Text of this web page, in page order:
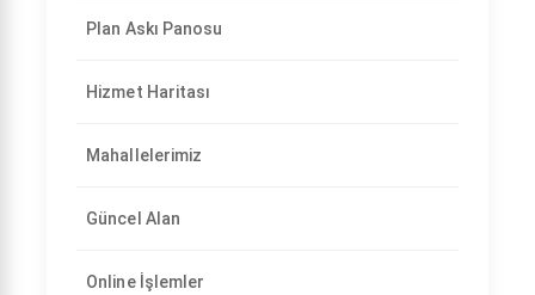
Plan Askı Panosu
Hizmet Haritası
Mahallelerimiz
Güncel Alan
Online İşlemler